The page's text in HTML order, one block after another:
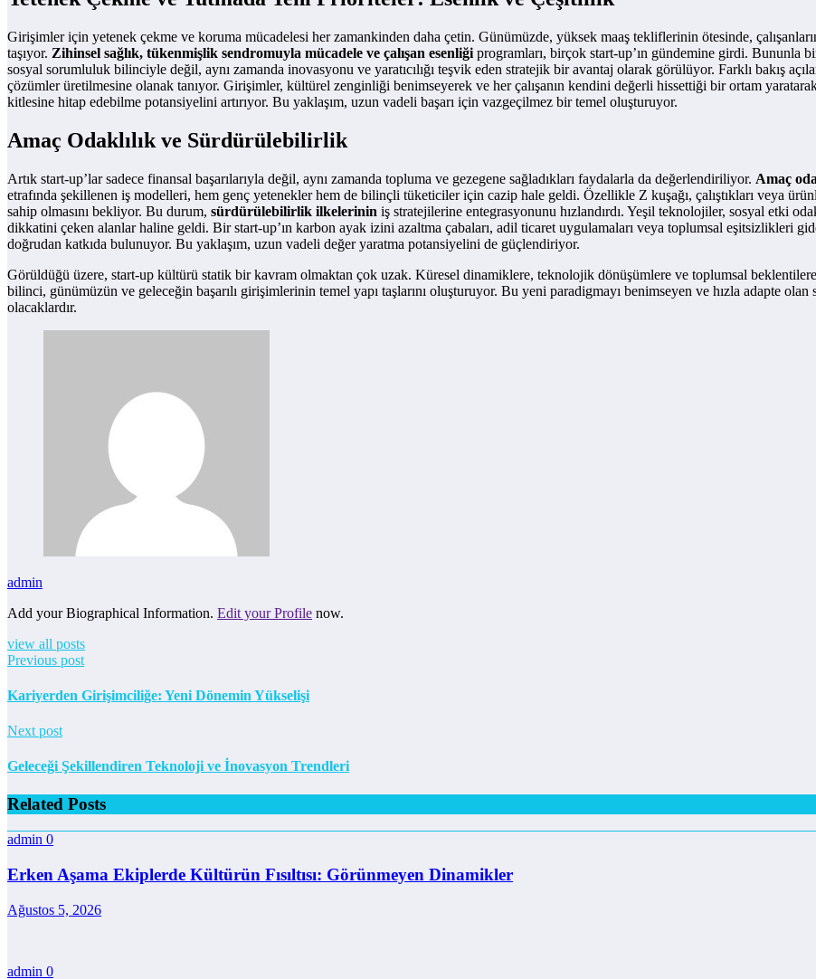
Girişimler için yetenek çekme ve koruma mücadelesi her zamankinden daha çetin. Günümüzde, yüksek maaş tekliflerinin ötesinde,
taşıyor. Zihinsel sağlık, tükenmişlik sendromuyla mücadele ve çalışan esenliği programları, birçok start-up’ın gündemine girdi. Bununla
sosyal sorumluluk bilinciyle değil, aynı zamanda inovasyonu ve yaratıcılığı teşvik eden stratejik bir avantaj olarak görülüyor. Farklı bakış
çözümler üretilmesine olanak tanıyor. Girişimler, kültürel zenginliği benimseyerek ve her çalışanın kendini değerli hissettiği bir ortam
kitlesine hitap edebilme potansiyelini artırıyor. Bu yaklaşım, uzun vadeli başarı için vazgeçilmez bir temel oluşturuyor.
Amaç Odaklılık ve Sürdürülebilirlik
Artık start-up’lar sadece finansal başarılarıyla değil, aynı zamanda topluma ve gezegene sağladıkları faydalarla da değerlendiriliyor. Amaç
etrafında şekillenen iş modelleri, hem genç yetenekler hem de bilinçli tüketiciler için cazip hale geldi. Özellikle Z kuşağı, çalıştıkları veya
sahip olmasını bekliyor. Bu durum, sürdürülebilirlik ilkelerinin iş stratejilerine entegrasyonunu hızlandırdı. Yeşil teknolojiler, sosyal etki
dikkatini çeken alanlar haline geldi. Bir start-up’ın karbon ayak izini azaltma çabaları, adil ticaret uygulamaları veya toplumsal eşitsizlikleri
doğrudan katkıda bulunuyor. Bu yaklaşım, uzun vadeli değer yaratma potansiyelini de güçlendiriyor.
Görüldüğü üzere, start-up kültürü statik bir kavram olmaktan çok uzak. Küresel dinamiklere, teknolojik dönüşümlere ve toplumsal
bilinci, günümüzün ve geleceğin başarılı girişimlerinin temel yapı taşlarını oluşturuyor. Bu yeni paradigmayı benimseyen ve hızla adapte
olacaklardır.
admin
Add your Biographical Information. Edit your Profile now.
view all posts
Previous post
Kariyerden Girişimciliğe: Yeni Dönemin Yükselişi
Next post
Geleceği Şekillendiren Teknoloji ve İnovasyon Trendleri
Related Posts
admin 0
Erken Aşama Ekiplerde Kültürün Fısıltısı: Görünmeyen Dinamikler
Ağustos 5, 2026
admin 0